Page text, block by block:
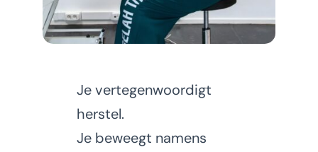
Je vertegenwoordigt
herstel.
Je beweegt namens